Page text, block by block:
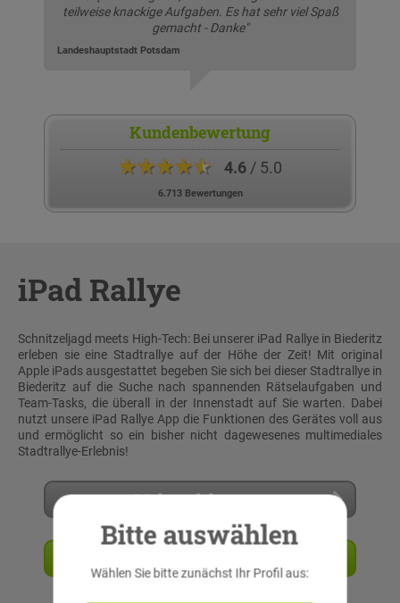
teilweise knackige Aufgaben. Es hat sehr viel Spaß
gemacht - Danke"
Landeshauptstadt Potsdam
Kundenbewertung
★★★★★ 4.6/ 5.0
6.713 Bewertungen
iPad Rallye
Schnitzeljagd meets High-Tech: Bei unserer iPad Rallye in Biederitz
erleben sie eine Stadtrallye auf der Höhe der Zeit! Mit original
Apple iPads ausgestattet begeben Sie sich bei dieser Stadtrallye in
Biederitz auf die Suche nach spannenden Rätselaufgaben und
Team-Tasks, die überall in der Innenstadt auf Sie warten. Dabei
nutzt unsere iPad Rallye App die Funktionen des Gerätes voll aus
und ermöglicht so ein bisher nicht dagewesenes multimediales
Stadtrallye-Erlebnis!
Mehr erfahren
Bitte auswählen
Wählen Sie bitte zunächst Ihr Profil aus: